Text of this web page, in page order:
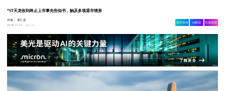
*ST天龙收到终止上市事先告知书，触及多项退市情形
作者：黄仁贵
05-08 11:18
1.3w
相关舆情 AI解读 生成海报